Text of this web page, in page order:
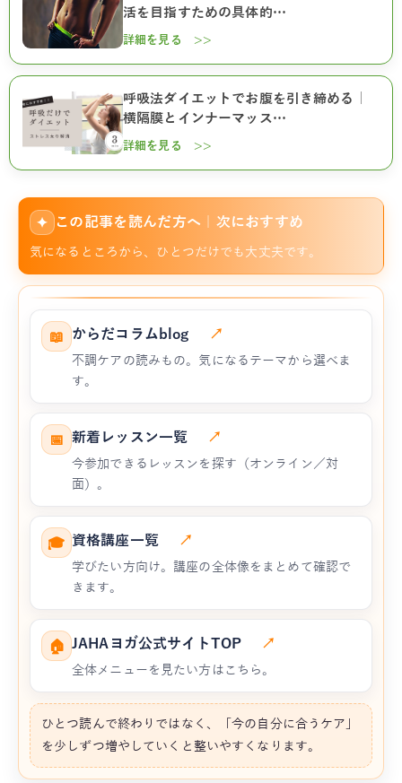
活を目指すための具体的…
詳細を見る >>
呼吸法ダイエットでお腹を引き締める｜
横隔膜とインナーマッス…
詳細を見る >>
✦ この記事を読んだ方へ｜次におすすめ
気になるところから、ひとつだけでも大丈夫です。
📖 からだコラムblog ↗
不調ケアの読みもの。気になるテーマから選べま
す。
📅 新着レッスン一覧 ↗
今参加できるレッスンを探す（オンライン／対
面）。
🎓 資格講座一覧 ↗
学びたい方向け。講座の全体像をまとめて確認で
きます。
🏠 JAHAヨガ公式サイトTOP ↗
全体メニューを見たい方はこちら。
ひとつ読んで終わりではなく、「今の自分に合うケア」
を少しずつ増やしていくと整いやすくなります。